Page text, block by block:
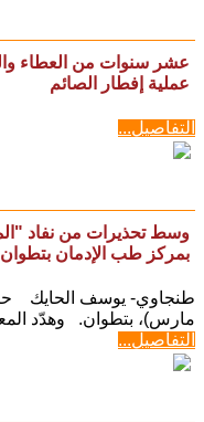
عشر سنوات من العطاء
عملية إفطار الصائم
التفاصيل...
وسط تحذيرات من نفاد
بمركز طب الإدمان بتطوان
مارس)، بتطوان. وهدّد
التفاصيل...